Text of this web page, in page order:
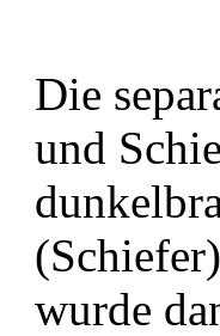
Die
und
wurde